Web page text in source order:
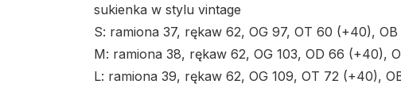
sukienka w stylu vintage
S: ramiona 37, rękaw 62, OG 97, OT 60 (+40),
M: ramiona 38, rękaw 62, OG 103, OD 66 (+40),
L: ramiona 39, rękaw 62, OG 109, OT 72 (+40),